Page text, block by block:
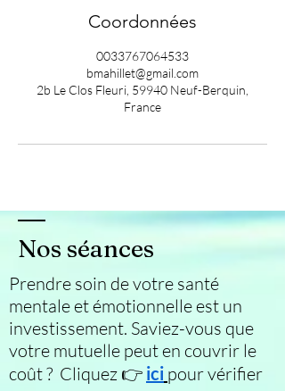
Coordonnées
0033767064533
bmahillet@gmail.com
2b Le Clos Fleuri, 59940 Neuf-Berquin,
France
Nos séances
Prendre soin de votre santé
mentale et émotionnelle est un
investissement. Saviez-vous que
votre mutuelle peut en couvrir le
coût ? Cliquez 👉 ici pour vérifier